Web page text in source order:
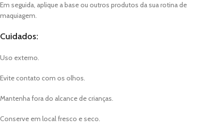
Em seguida, aplique a base ou outros produtos da sua rotina de
maquiagem.
Cuidados:
Uso externo.
Evite contato com os olhos.
Mantenha fora do alcance de crianças.
Conserve em local fresco e seco.